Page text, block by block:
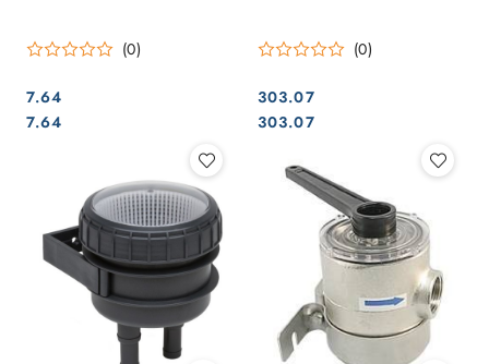
(0)
Cena:
7.64
Cena:
7.64
(0)
Cena:
303.07
Cena:
303.07